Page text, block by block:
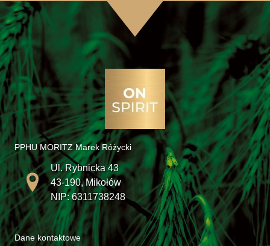
PPHU MORITZ Marek Różycki
Ul. Rybnicka 43
43-190, Mikołów
NIP: 6311738248
Dane kontaktowe